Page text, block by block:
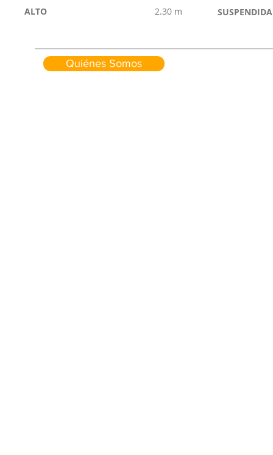
ALTO 2.30 m SUSPENDIDA
Quiénes Somos